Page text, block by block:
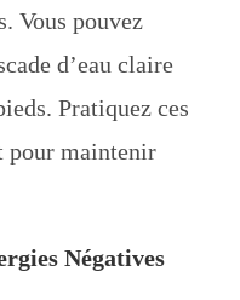
Vous pouvez
d’eau claire
Pratiquez ces
pour maintenir
Négatives